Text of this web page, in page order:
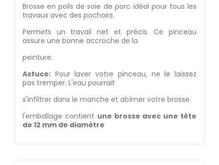
Brosse en poils de soie de porc idéal pour tous les
travaux avec des pochoirs.
Permets un travail net et précis. Ce pinceau
assure une bonne accroche de la
peinture.
Astuce: Pour laver votre pinceau, ne le laissez
pas tremper. L'eau pourrait
s'infiltrer dans le manche et abîmer votre brosse
l'emballage contient une brosse avec une tête
de 12 mm de diamètre